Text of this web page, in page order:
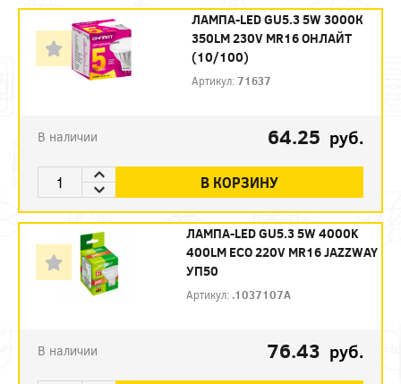
ЛАМПА-LED GU5.3 5W 3000К
350LM 230V MR16 ОНЛАЙТ
(10/100)
Артикул:71637
В наличии 64.25 руб.
В КОРЗИНУ
ЛАМПА-LED GU5.3 5W 4000K
400LM ECO 220V MR16 JAZZWAY
УП50
Артикул: .1037107A
В наличии 76.43 руб.